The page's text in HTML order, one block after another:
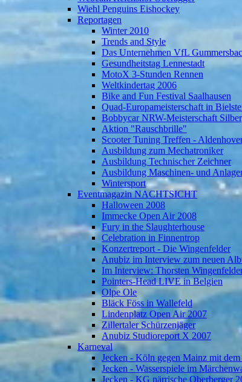
Wiehl Penguins Eishockey
Reportagen
Winter 2010
Trends and Style
Das Unternehmen VfL
Gesundheitstag Lennestadt
MotoX 3-Stunden Rennen
Weltkindertag 2006
Bike and Fun Festival Saalhausen
Quad-Europameisterschaft in
Bobbycar NRW-Meisterschaft
Aktion "Rauschbrille"
Scooter Tuning Treffen -
Ausbildung zum Mechatroniker
Ausbildung Technischer Zeichner
Ausbildung Maschinen- und
Wintersport
Eventmagazin NACHTSICHT
Halloween 2008
Immecke Open Air 2008
Fury in the Slaughterhouse
Celebration in Finnentrop
Konzertreport - Die Wingenfelder
Anubiz im Interview zum neuen
Im Interview: Thorsten
Pointers-Head LIVE in Belgien
Olpe Ole
Bläck Föss in Wallefeld
Lindenplatz Open Air 2007
Zillertaler Schürzenjäger
Anubiz Studioreport X 2007
Karneval
Jecken - Köln gegen Mainz mit
Jecken - Wasserspiele im
Jecken - KG närrische Oberberger